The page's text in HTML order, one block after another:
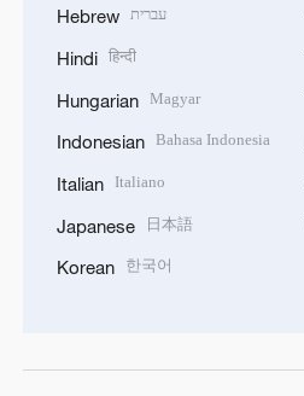
Hebrew עברית
Hindi हिन्दी
Hungarian Magyar
Indonesian Bahasa Indonesia
Italian Italiano
Japanese 日本語
Korean 한국어